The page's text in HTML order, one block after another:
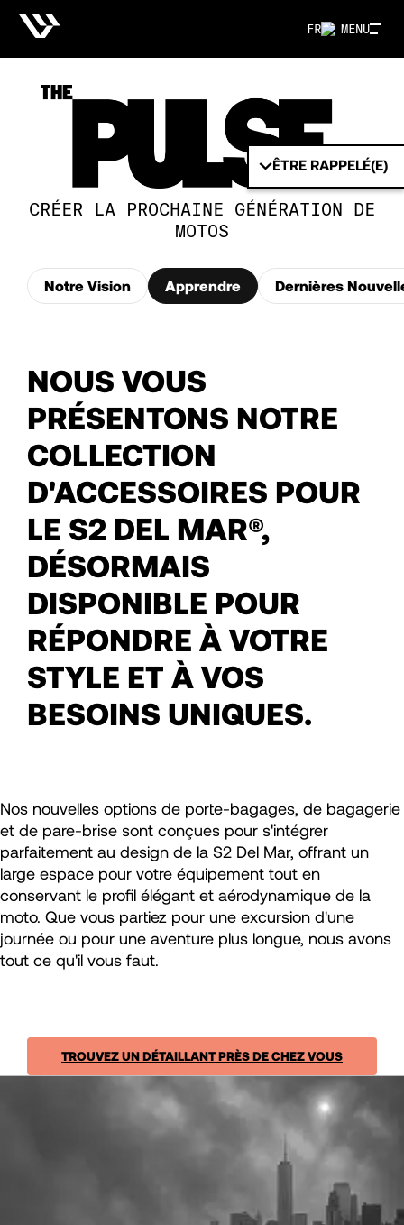
MENU
FR
ÊTRE RAPPELÉ(E)
CRÉER LA PROCHAINE GÉNÉRATION DE
MOTOS
Notre Vision Apprendre Dernières
NOUS VOUS
PRÉSENTONS NOTRE
COLLECTION
D'ACCESSOIRES POUR
LE S2 DEL MAR®,
DÉSORMAIS
DISPONIBLE POUR
RÉPONDRE À VOTRE
STYLE ET À VOS
BESOINS UNIQUES.
Nos nouvelles options de porte-bagages, de bagagerie
et de pare-brise sont conçues pour s'intégrer
parfaitement au design de la S2 Del Mar, offrant un
large espace pour votre équipement tout en
conservant le profil élégant et aérodynamique de la
moto. Que vous partiez pour une excursion d'une
journée ou pour une aventure plus longue, nous avons
tout ce qu'il vous faut.
TROUVEZ UN DÉTAILLANT PRÈS DE CHEZ VOUS